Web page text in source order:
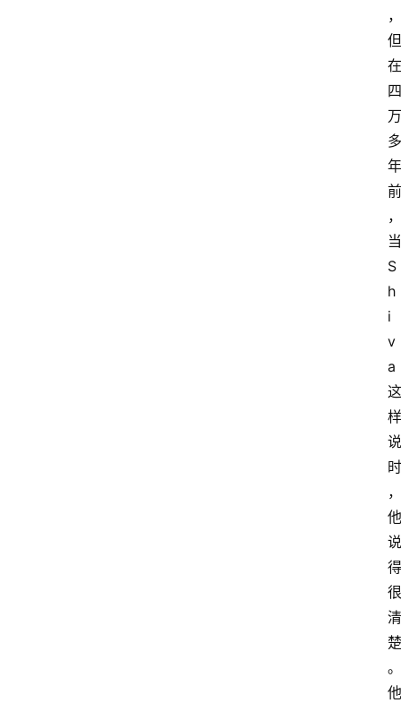
，
但
在
四
万
多
年
前
，
当
S
h
i
v
a
这
样
说
时
，
他
说
得
很
清
楚
。
他